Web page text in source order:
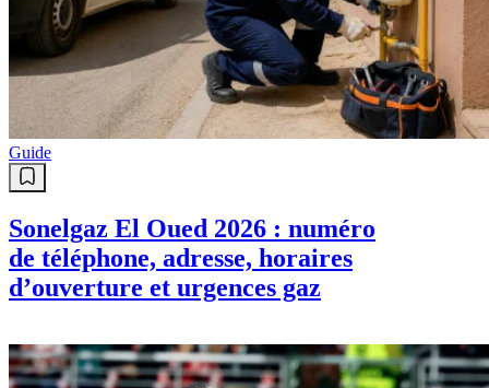
Guide
Sonelgaz El Oued 2026 : numéro
de téléphone, adresse, horaires
d’ouverture et urgences gaz